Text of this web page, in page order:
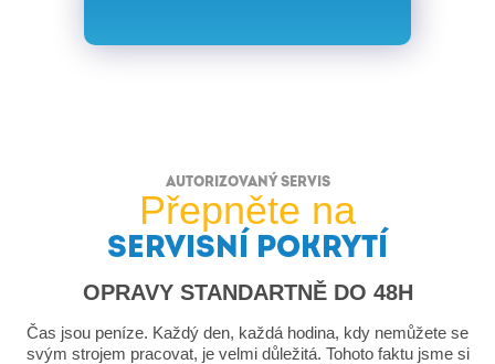
AUTORIZOVANÝ SERVIS
Přepněte na
SERVISNÍ POKRYTÍ
OPRAVY STANDARTNĚ DO 48H
Čas jsou peníze. Každý den, každá hodina, kdy nemůžete se
svým strojem pracovat, je velmi důležitá. Tohoto faktu jsme si